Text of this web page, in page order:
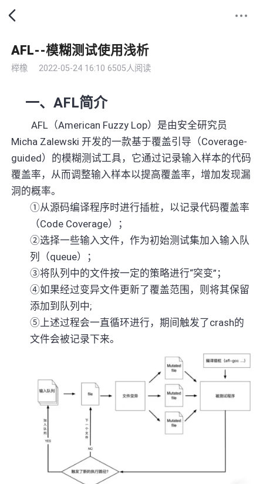
AFL--模糊测试使用浅析
榉橡 2022-05-24 16:10 6505人阅读
一、AFL简介
AFL （American Fuzzy Lop）是由安全研究员
Micha Zalewski开发的一款基于覆盖引导（Coverage-
guided）的模糊测试工具，它通过记录输入样本的代码
覆盖率，从而调整输入样本以提高覆盖率，增加发现漏
洞的概率。
①从源码编译程序时进行插桩，以记录代码覆盖率
（Code Coverage）；
②选择一些输入文件，作为初始测试集加入输入队
列（queue）；
③将队列中的文件按一定的策略进行“突变” ；
④如果经过变异文件更新了覆盖范围，则将其保留
添加到队列中;
⑤ 上述过程会一直循环进行，期间触发了crash的
文件会被记录下来。